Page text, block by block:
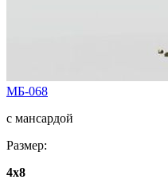
МБ-068
с мансардой
Размер:
4x8